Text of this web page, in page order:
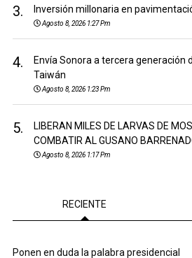
3. Inversión millonaria en
Agosto 8, 2026 1:27 Pm
4.
Envía Sonora a tercera generación
Taiwán
Agosto 8, 2026 1:23 Pm
5.
LIBERAN MILES DE LARVAS DE
COMBATIR AL GUSANO
Agosto 8, 2026 1:17 Pm
RECIENTE
Ponen en duda la palabra presidencial